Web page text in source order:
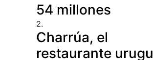
54 millones
2.
Charrúa, el
restaurante